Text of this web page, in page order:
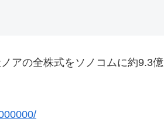
アの全株式をソノコムに約9.3億